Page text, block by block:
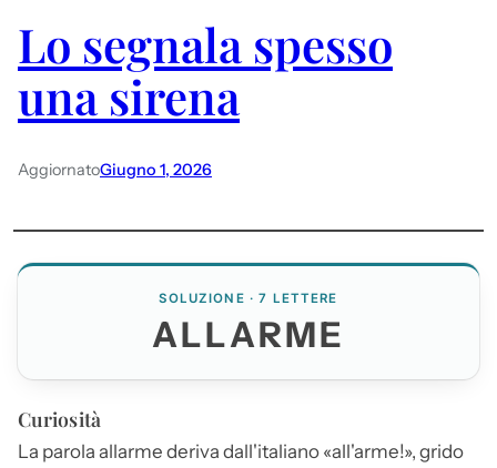
Lo segnala spesso
una sirena
AggiornatoGiugno 1, 2026
SOLUZIONE · 7 LETTERE
ALLARME
Curiosità
La parola allarme deriva dall'italiano «all'arme!», grido